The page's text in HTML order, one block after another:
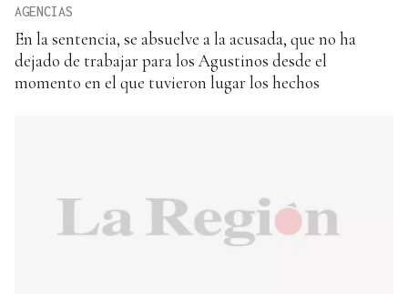
AGENCIAS
En la sentencia, se absuelve a la acusada, que no ha
dejado de trabajar para los Agustinos desde el
momento en el que tuvieron lugar los hechos